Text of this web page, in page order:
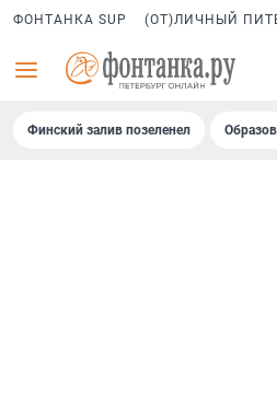
ФОНТАНКА SUP (ОТ)ЛИЧНЫЙ
Финский залив позеленел